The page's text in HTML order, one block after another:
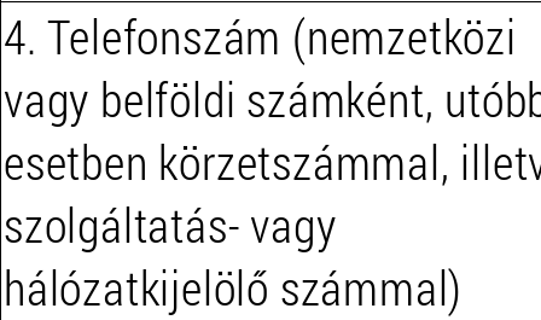
4. Telefonszám (nemzetközi
vagy belföldi számként,
esetben körzetszámmal,
szolgáltatás- vagy
hálózatkijelölő számmal)